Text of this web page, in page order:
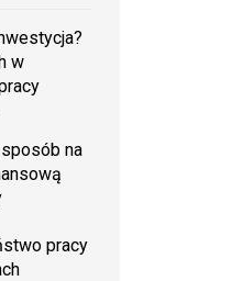
w
na
pracy